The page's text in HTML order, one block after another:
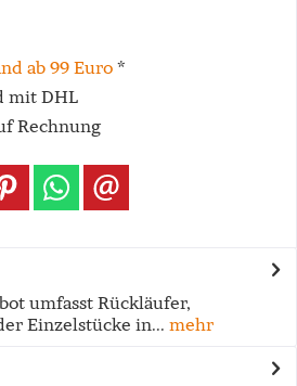
ab 99 Euro*
mit DHL
Rechnung
umfasst Rückläufer,
Einzelstücke in... mehr